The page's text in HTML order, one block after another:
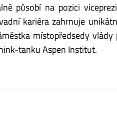
působí na pozici
kariéra zahrnuje
místopředsedy
tanku Aspen Institut.